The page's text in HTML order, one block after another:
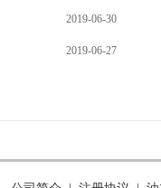
2019-06-30
2019-06-27